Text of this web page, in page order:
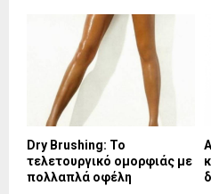
Dry Brushing: Το
τελετουργικό ομορφιάς με
πολλαπλά οφέλη